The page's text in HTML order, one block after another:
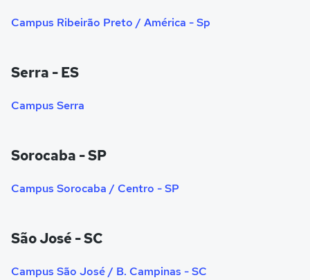
Campus Ribeirão Preto / América - Sp
Serra - ES
Campus Serra
Sorocaba - SP
Campus Sorocaba / Centro - SP
São José - SC
Campus São José / B. Campinas - SC